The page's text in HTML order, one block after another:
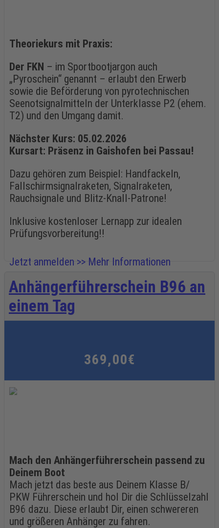
Theoriekurs mit Praxis:
Der FKN – im Sportbootjargon auch
„Pyroschein“ genannt – erlaubt den Erwerb
sowie die Beförderung von pyrotechnischen
Seenotsignalmitteln der Unterklasse P2 (ehem.
T2) und den Umgang damit.
Nächster Kurs: 05.02.2026
Kursart: Präsenz in Gaishofen bei Passau!
Dazu gehören zum Beispiel: Handfackeln,
Fallschirmsignalraketen, Signalraketen,
Rauchsignale und Blitz-Knall-Patrone!
Inklusive kostenloser Lernapp zur idealen
Prüfungsvorbereitung!!
Jetzt anmelden >> Mehr Informationen
Anhängerführerschein B96 an
einem Tag
369,00€
Mach den Anhängerführerschein passend zu
Deinem Boot
Mach jetzt das beste aus Deinem Klasse B/
PKW Führerschein und hol Dir die Schlüsselzahl
B96 dazu. Diese erlaubt Dir, einen schwereren
und größeren Anhänger zu fahren.